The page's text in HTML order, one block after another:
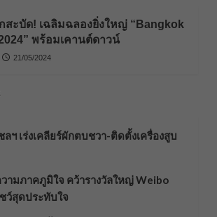
สะบัด! เฉลิมฉลองยิ่งใหญ่ “Bangkok
พร้อมเคานต์ดาวน์
21/05/2024
ฯ เร่งเคลียร์ผักตบชวา-ติดตั้งเครื่องสูบ
วามภาคภูมิใจ คว้ารางวัลใหญ่ Weibo
ว์สุดประทับใจ